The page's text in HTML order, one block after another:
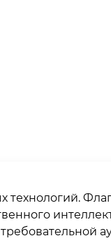
технологий.